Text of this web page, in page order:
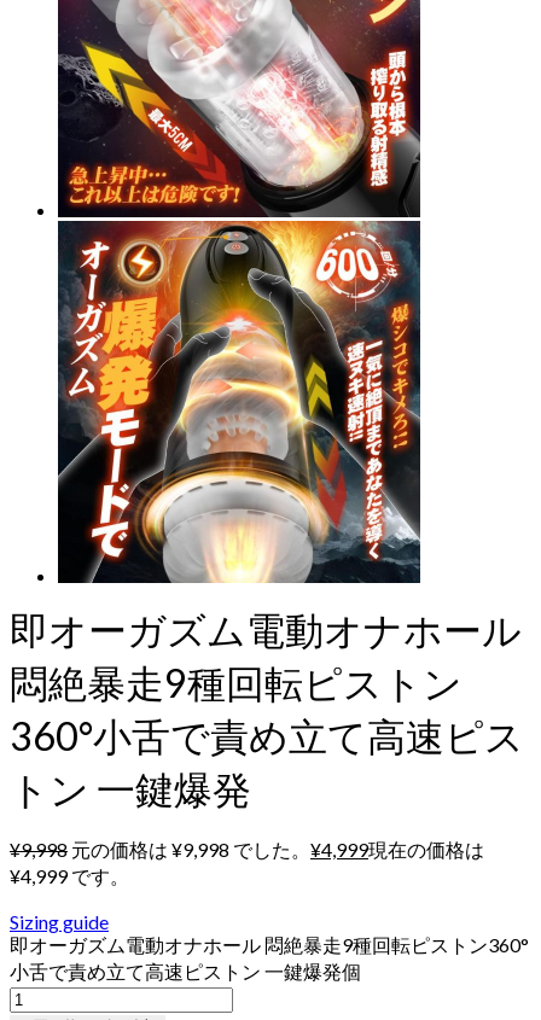
即オーガズム電動オナホール
悶絶暴走9種回転ピストン
360°小舌で責め立て高速ピス
トン 一鍵爆発
¥9,998 元の価格は ¥9,998 でした。 ¥4,999現在の価格は
¥4,999 です。
Sizing guide
即オーガズム電動オナホール 悶絶暴走9種回転ピストン360°
小舌で責め立て高速ピストン 一鍵爆発個